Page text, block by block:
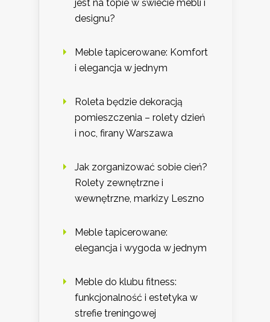
jest na topie w świecie mebli i
designu?
Meble tapicerowane: Komfort
i elegancja w jednym
Roleta będzie dekoracją
pomieszczenia – rolety dzień
i noc, firany Warszawa
Jak zorganizować sobie cień?
Rolety zewnętrzne i
wewnętrzne, markizy Leszno
Meble tapicerowane:
elegancja i wygoda w jednym
Meble do klubu fitness:
funkcjonalność i estetyka w
strefie treningowej